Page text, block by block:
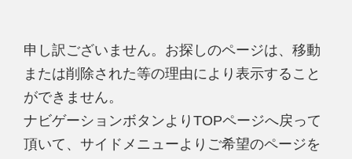
申し訳ございません。お探しのページは、移動
または削除された等の理由により表示すること
ができません。
ナビゲーションボタンよりTOPページへ戻って
頂いて、サイドメニューよりご希望のページを